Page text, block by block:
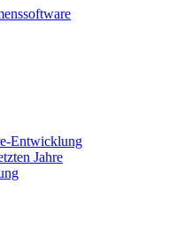
Entwicklung
Jahre